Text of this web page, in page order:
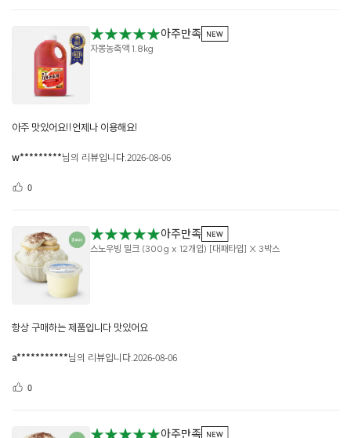
★★★★★아주만족
자몽농축액 1.8kg
아주 맛있어요!!언제나 이용해요!
w*********님의 리뷰입니다.2026-08-06
0
★★★★★아주만족
스노우빙 밀크 (300g x 12개입) [대패타입] X 3박스
항상 구매하는 제품입니다 맛있어요
a***********님의 리뷰입니다.2026-08-06
0
★★★★★아주만족